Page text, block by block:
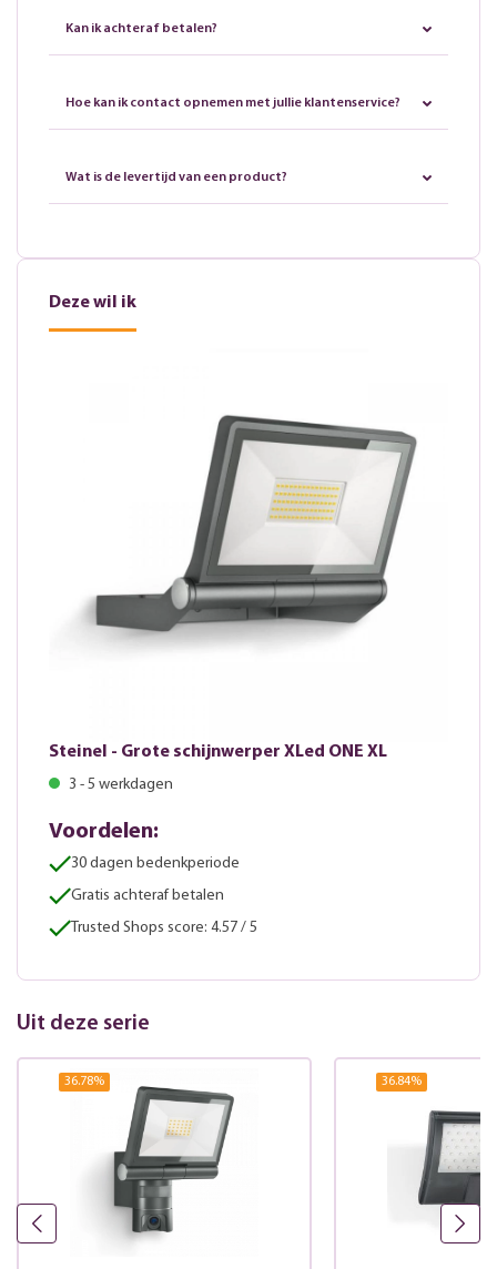
Kan ik achteraf betalen?
Hoe kan ik contact opnemen met jullie klantenservice?
Wat is de levertijd van een product?
Deze wil ik
Steinel - Grote schijnwerper XLed ONE XL
3 - 5 werkdagen
Voordelen:
30 dagen bedenkperiode
Gratis achteraf betalen
Trusted Shops score: 4.57 / 5
Uit deze serie
36.78% 36.84%